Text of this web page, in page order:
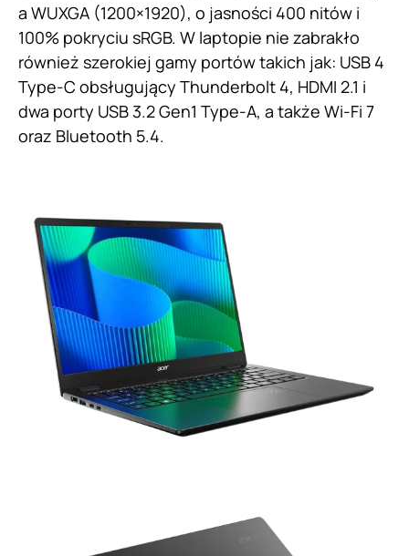
a WUXGA (1200×1920), o jasności 400 nitów i
100% pokryciu sRGB. W laptopie nie zabrakło
również szerokiej gamy portów takich jak: USB 4
Type-C obsługujący Thunderbolt 4, HDMI 2.1 i
dwa porty USB 3.2 Gen1 Type-A, a także Wi-Fi 7
oraz Bluetooth 5.4.